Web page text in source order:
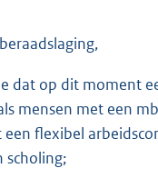
dat op dit moment
mensen met een
een flexibel
scholing;